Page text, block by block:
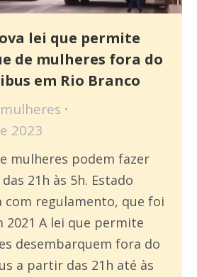
lei que permite
de mulheres fora do
em Rio Branco
mulheres
2023
mulheres podem fazer
21h às 5h. Estado
com regulamento, que foi
2021 A lei que permite
desembarquem fora do
a partir das 21h até às